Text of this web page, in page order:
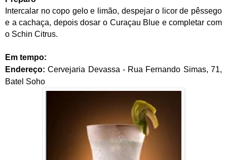
Intercalar no copo gelo e limão, despejar o licor de pêssego
e a cachaça, depois dosar o Curaçau Blue e completar com
o Schin Citrus.
Em tempo:
Endereço: Cervejaria Devassa - Rua Fernando Simas, 71,
Batel Soho